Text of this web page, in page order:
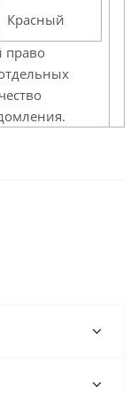
Красный
право